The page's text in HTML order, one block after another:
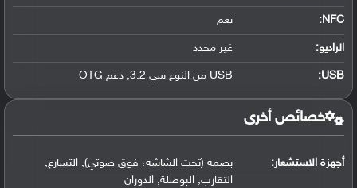
NFC
: نعم
الراديو: غير محدد
USB
: USB من النوع سي 3.2, دعم OTG
خصائص أخرى
أجهزة الاستشعار:
بصمة (تحت الشاشة، فوق صوتي), التسارع,
التقارب, البوصلة, الدوران